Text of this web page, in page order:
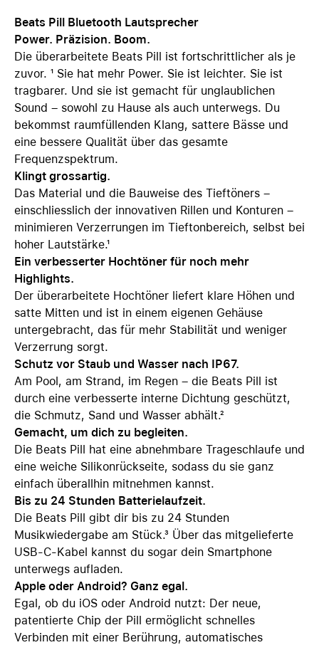
Beats Pill Bluetooth Lautsprecher
Power. Präzision. Boom.
Die überarbeitete Beats Pill ist fortschrittlicher als je
zuvor. ¹ Sie hat mehr Power. Sie ist leichter. Sie ist
tragbarer. Und sie ist gemacht für unglaublichen
Sound – sowohl zu Hause als auch unterwegs. Du
bekommst raumfüllenden Klang, sattere Bässe und
eine bessere Qualität über das gesamte
Frequenzspektrum.
Klingt grossartig.
Das Material und die Bauweise des Tieftöners –
einschliesslich der innovativen Rillen und Konturen –
minimieren Verzerrungen im Tieftonbereich, selbst bei
hoher Lautstärke.¹
Ein verbesserter Hochtöner für noch mehr
Highlights.
Der überarbeitete Hochtöner liefert klare Höhen und
satte Mitten und ist in einem eigenen Gehäuse
untergebracht, das für mehr Stabilität und weniger
Verzerrung sorgt.
Schutz vor Staub und Wasser nach IP67.
Am Pool, am Strand, im Regen – die Beats Pill ist
durch eine verbesserte interne Dichtung geschützt,
die Schmutz, Sand und Wasser abhält.²
Gemacht, um dich zu begleiten.
Die Beats Pill hat eine abnehmbare Trageschlaufe und
eine weiche Silikonrückseite, sodass du sie ganz
einfach überallhin mitnehmen kannst.
Bis zu 24 Stunden Batterielaufzeit.
Die Beats Pill gibt dir bis zu 24 Stunden
Musikwiedergabe am Stück.³ Über das mitgelieferte
USB-C-Kabel kannst du sogar dein Smartphone
unterwegs aufladen.
Apple oder Android? Ganz egal.
Egal, ob du iOS oder Android nutzt: Der neue,
patentierte Chip der Pill ermöglicht schnelles
Verbinden mit einer Berührung, automatisches